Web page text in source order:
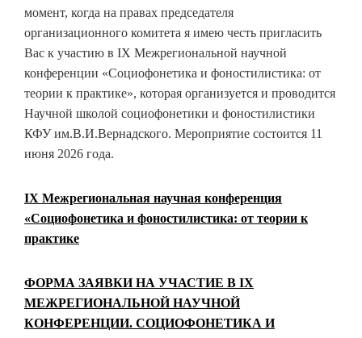
момент, когда на правах председателя
организационного комитета я имею честь пригласить
Вас к участию в IX Межрегиональной научной
конференции «Социофонетика и фоностилистика: от
теории к практике», которая организуется и проводится
Научной школой социофонетики и фоностилистики
КФУ им.В.И.Вернадского. Мероприятие состоится 11
июня 2026 года.
IX Межрегиональная научная конференция
«Социофонетика и фоностилистика: от теории к
практике
ФОРМА ЗАЯВКИ НА УЧАСТИЕ В IX
МЕЖРЕГИОНАЛЬНОЙ НАУЧНОЙ
КОНФЕРЕНЦИИ. СОЦИОФОНЕТИКА И